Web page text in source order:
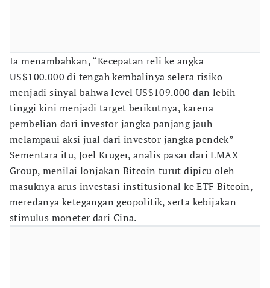
Ia menambahkan, “Kecepatan reli ke angka
US$100.000 di tengah kembalinya selera risiko
menjadi sinyal bahwa level US$109.000 dan lebih
tinggi kini menjadi target berikutnya, karena
pembelian dari investor jangka panjang jauh
melampaui aksi jual dari investor jangka pendek”
Sementara itu, Joel Kruger, analis pasar dari LMAX
Group, menilai lonjakan Bitcoin turut dipicu oleh
masuknya arus investasi institusional ke ETF Bitcoin,
meredanya ketegangan geopolitik, serta kebijakan
stimulus moneter dari Cina.